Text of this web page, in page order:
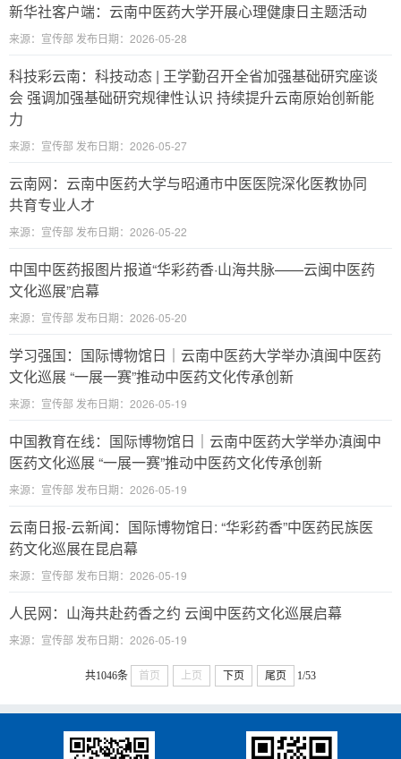
新华社客户端：云南中医药大学开展心理健康日主题活动
来源：宣传部 发布日期：2026-05-28
科技彩云南：科技动态 | 王学勤召开全省加强基础研究座谈
会 强调加强基础研究规律性认识 持续提升云南原始创新能
力
来源：宣传部 发布日期：2026-05-27
云南网：云南中医药大学与昭通市中医医院深化医教协同
共育专业人才
来源：宣传部 发布日期：2026-05-22
中国中医药报图片报道“华彩药香·山海共脉——云闽中医药
文化巡展”启幕
来源：宣传部 发布日期：2026-05-20
学习强国：国际博物馆日｜云南中医药大学举办滇闽中医药
文化巡展 “一展一赛”推动中医药文化传承创新
来源：宣传部 发布日期：2026-05-19
中国教育在线：国际博物馆日｜云南中医药大学举办滇闽中
医药文化巡展 “一展一赛”推动中医药文化传承创新
来源：宣传部 发布日期：2026-05-19
云南日报-云新闻：国际博物馆日: “华彩药香”中医药民族医
药文化巡展在昆启幕
来源：宣传部 发布日期：2026-05-19
人民网：山海共赴药香之约 云闽中医药文化巡展启幕
来源：宣传部 发布日期：2026-05-19
共1046条 首页 上页 下页 尾页 1/53